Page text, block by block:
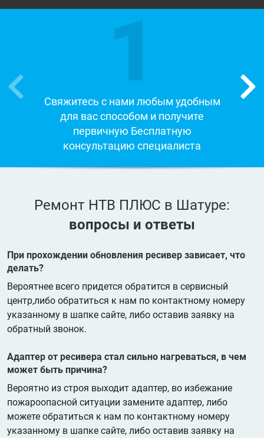
1
Свяжитесь с нами любым удобным
для вас способом и получите
первичную Бесплатную
консультацию специалиста
Ремонт НТВ ПЛЮС в Шатуре:
вопросы и ответы
При прохождении обновления ресивер зависает, что
делать?
Вероятнее всего придется обратится в сервисный
центр,либо обратиться к нам по контактному номеру
указанному в шапке сайте, либо оставив заявку на
обратный звонок.
Адаптер от ресивера стал сильно нагреваться, в чем
может быть причина?
Вероятно из строя выходит адаптер, во избежание
пожароопасной ситуации замените адаптер, либо
можете обратиться к нам по контактному номеру
указанному в шапке сайте, либо оставив заявку на